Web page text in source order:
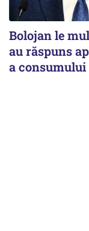
Bolojan le
au răspuns
a consumului